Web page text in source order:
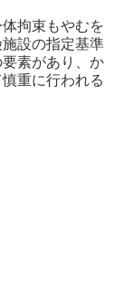
拘束もやむを
設の指定基準
素があり、か
重に行われる